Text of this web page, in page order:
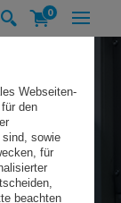
Webseiten-
den
sind, sowie
für
beachten
0